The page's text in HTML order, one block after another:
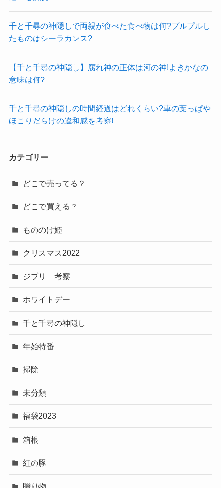
千と千尋の神隠しで両親が食べた食べ物は何?プルプルし
たものはシーラカンス?
【千と千尋の神隠し】腐れ神の正体は河の神!よきかなの
意味は何?
千と千尋の神隠しの時間経過はどれくらい?車の葉っぱや
ほこりだらけの違和感を考察!
カテゴリー
どこで売ってる？
どこで買える？
もののけ姫
クリスマス2022
ジブリ 考察
ホワイトデー
千と千尋の神隠し
年始特番
掃除
未分類
福袋2023
箱根
紅の豚
贈り物